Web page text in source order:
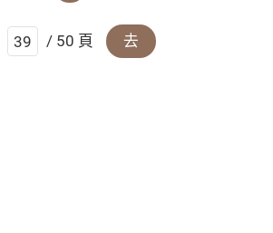
/ 50 頁 去